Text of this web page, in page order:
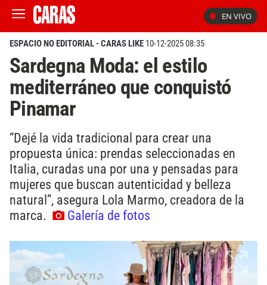
EN VIVO
ESPACIO NO EDITORIAL - CARAS LIKE 10-12-2025 08:35
Sardegna Moda: el estilo
mediterráneo que conquistó
Pinamar
“Dejé la vida tradicional para crear una
propuesta única: prendas seleccionadas en
Italia, curadas una por una y pensadas para
mujeres que buscan autenticidad y belleza
natural”, asegura Lola Marmo, creadora de la
marca.
Galería de fotos